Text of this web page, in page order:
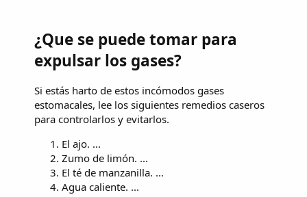
¿Que se puede tomar para
expulsar los gases?
Si estás harto de estos incómodos gases
estomacales, lee los siguientes remedios caseros
para controlarlos y evitarlos.
El ajo. ...
Zumo de limón. ...
El té de manzanilla. ...
Agua caliente. ...